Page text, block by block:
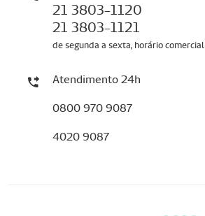
21 3803-1120
21 3803-1121
de segunda a sexta, horário comercial
Atendimento 24h
0800 970 9087
4020 9087